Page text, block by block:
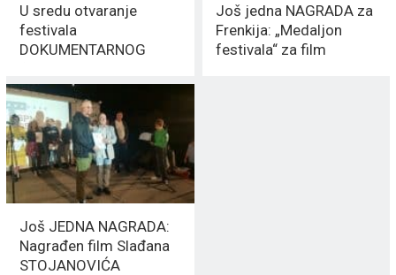
U sredu otvaranje
festivala
DOKUMENTARNOG
Još jedna NAGRADA za
Frenkija: „Medaljon
festivala“ za film
Još JEDNA NAGRADA:
Nagrađen film Slađana
STOJANOVIĆA